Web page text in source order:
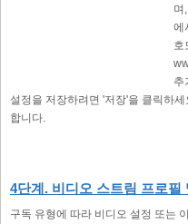
며
에
호
추
설정을 저장하려면 '저장'을 클릭하
합니다.
4단계. 비디오 스트림 프로필
구독 유형에 따라 비디오 설정 또는